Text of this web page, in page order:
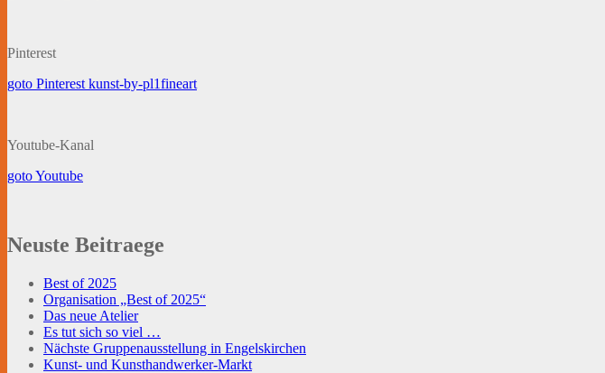
Pinterest
goto Pinterest kunst-by-pl1fineart
Youtube-Kanal
goto Youtube
Neuste Beitraege
Best of 2025
Organisation „Best of 2025“
Das neue Atelier
Es tut sich so viel …
Nächste Gruppenausstellung in Engelskirchen
Kunst- und Kunsthandwerker-Markt